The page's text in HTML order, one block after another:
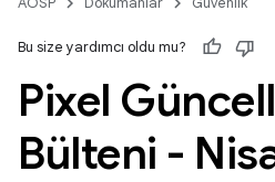
Bu size yardımcı oldu mu?
Pixel
Bülteni -